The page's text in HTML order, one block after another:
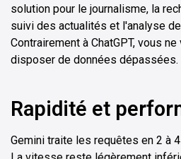
solution pour le journalisme, la
suivi des actualités et l'analyse
Contrairement à ChatGPT, vous
disposer de données dépassées.
Rapidité et
Gemini traite les requêtes en 2 à